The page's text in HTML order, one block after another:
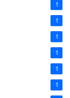
1
1
1
1
1
1